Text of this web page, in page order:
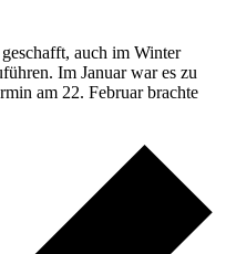
auch im Winter
Im Januar war es zu
am 22. Februar brachte